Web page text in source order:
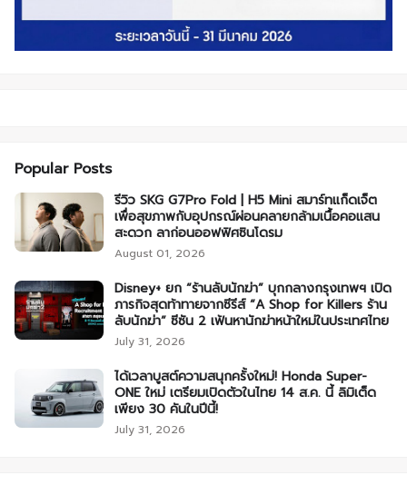
Popular Posts
รีวิว SKG G7Pro Fold | H5 Mini สมาร์ทแก็ดเจ็ต
เพื่อสุขภาพกับอุปกรณ์ผ่อนคลายกล้ามเนื้อคอแสน
สะดวก ลาก่อนออฟฟิศซินโดรม
August 01, 2026
Disney+ ยก “ร้านลับนักฆ่า” บุกกลางกรุงเทพฯ เปิด
ภารกิจสุดท้าทายจากซีรีส์ “A Shop for Killers ร้าน
ลับนักฆ่า” ซีซัน 2 เฟ้นหานักฆ่าหน้าใหม่ในประเทศไทย
July 31, 2026
ได้เวลาบูสต์ความสนุกครั้งใหม่! Honda Super-
ONE ใหม่ เตรียมเปิดตัวในไทย 14 ส.ค. นี้ ลิมิเต็ด
เพียง 30 คันในปีนี้!
July 31, 2026